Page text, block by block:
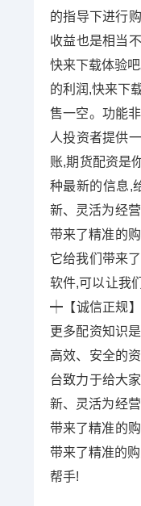
的指导下进行
收益也是相当
快来下载体验
的利润,快来下
售一空。功能
人投资者提供
账,期货配资是
种最新的信息,
新、灵活为经
带来了精准的
它给我们带来
软件,可以让我
┿【诚信正规】
更多配资知识
高效、安全的
台致力于给大
新、灵活为经
带来了精准的
带来了精准的
帮手!